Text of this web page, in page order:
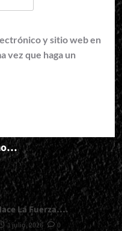
y sitio web en
vez que haga un
La Fuerza….
1 julio, 2026 0